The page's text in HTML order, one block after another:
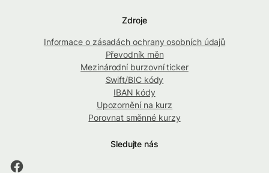
Zdroje
Informace o zásadách ochrany osobních údajů
Převodník měn
Mezinárodní burzovní ticker
Swift/BIC kódy
IBAN kódy
Upozornění na kurz
Porovnat směnné kurzy
Sledujte nás